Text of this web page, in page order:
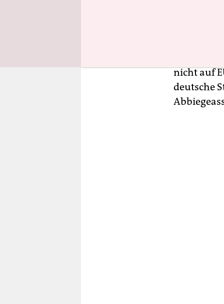
nicht auf
deutsche